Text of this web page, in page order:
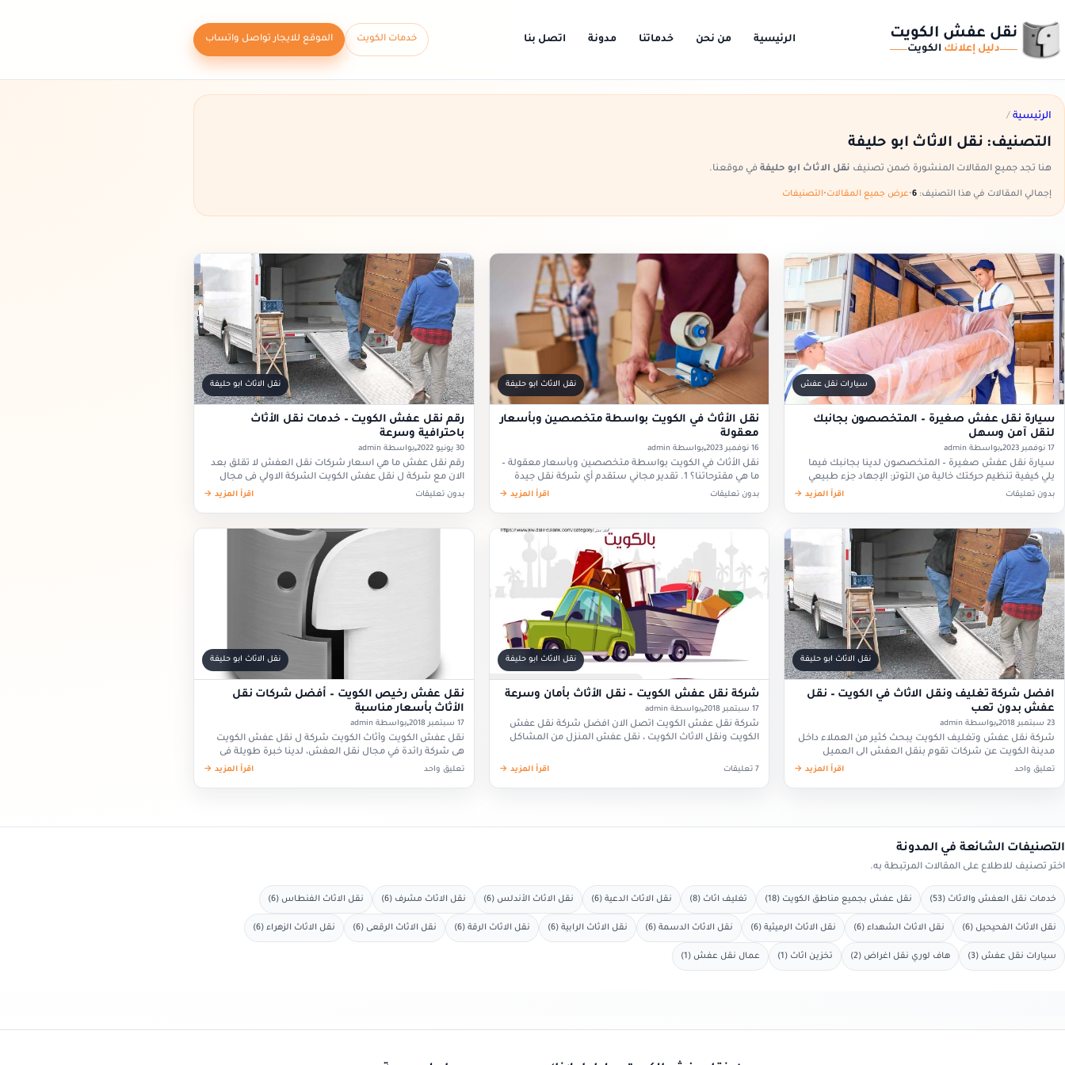
نقل عفش الكويت
دليل إعلانك الكويت
الرئيسية من نحن خدماتنا مدونة اتصل بنا خدمات الكويت الموقع للايجار تواصل واتساب
الرئيسية /
التصنيف: نقل الاثاث ابو حليفة
هنا تجد جميع المقالات المنشورة ضمن تصنيف نقل الاثاث ابو حليفة في موقعنا.
إجمالي المقالات في هذا التصنيف: •عرض جميع المقالات•التصنيفات
سيارات نقل عفش
سيارة نقل عفش صغيرة – المتخصصون بجانبك
لنقل آمن وسهل
17 نوفمبر 2023 بواسطة admin
سيارة نقل عفش صغيرة – المتخصصون لدينا بجانبك فيما
يلي كيفية تنظيم حركتك خالية من التوتر: الإجهاد جزء طبيعي
من الحركة ويجب عليك قبوله. امنح نفسك…
بدون تعليقات اقرأ المزيد →
نقل الاثاث ابو حليفة
نقل الأثاث في الكويت بواسطة متخصصين وبأسعار
معقولة
16 نوفمبر 2023 بواسطة admin
نقل الأثاث في الكويت بواسطة متخصصين وبأسعار معقولة –
ما هي مقترحاتنا؟ 1. تقدير مجاني ستقدم أي شركة نقل جيدة
مثل نقل عفش الكويت تقديرًا مجانيًا…
بدون تعليقات اقرأ المزيد →
نقل الاثاث ابو حليفة
رقم نقل عفش الكويت – خدمات نقل الأثاث
باحترافية وسرعة
30 يونيو 2022 بواسطة admin
رقم نقل عفش ما هي اسعار شركات نقل العفش لا تقلق بعد
الان مع شركة ل نقل عفش الكويت الشركة الاولي فى مجال
النقليات الكويت والتي…
بدون تعليقات اقرأ المزيد →
نقل الاثاث ابو حليفة
افضل شركة تغليف ونقل الاثاث في الكويت – نقل
عفش بدون تعب
23 سبتمبر 2018 بواسطة admin
شركة نقل عفش وتغليف الكويت يبحث كثير من العملاء داخل
مدينة الكويت عن شركات تقوم بنقل العفش الى العميل
،شركة نقل عفش وتغليف الكويت ويعتبر هذا…
تعليق واحد اقرأ المزيد →
نقل الاثاث ابو حليفة
شركة نقل عفش الكويت – نقل الأثاث بأمان وسرعة
17 سبتمبر 2018 بواسطة admin
شركة نقل عفش الكويت اتصل الان افضل شركة نقل عفش
الكويت ونقل الاثاث الكويت ، نقل عفش المنزل من المشاكل
7 تعليقات اقرأ المزيد →
نقل الاثاث ابو حليفة
نقل عفش رخيص الكويت – أفضل شركات نقل
الأثاث بأسعار مناسبة
17 سبتمبر 2018 بواسطة admin
نقل عفش الكويت وأثاث الكويت شركة ل نقل عفش الكويت
هى شركة رائدة في مجال نقل العفش، لدينا خبرة طويلة فى
فك وتركيب وتغليف ونقل العفش،…
تعليق واحد اقرأ المزيد →
التصنيفات الشائعة في المدونة
اختر تصنيف للاطلاع على المقالات المرتبطة به.
خدمات نقل العفش والاثاث (53) نقل عفش بجميع مناطق الكويت (18) تغليف اثاث (8) نقل الاثاث الدعية (6) نقل الاثاث الأندلس (6) نقل الاثاث مشرف (6) نقل الاثاث الفنطاس (6)
نقل الاثاث الفحيحيل (6) نقل الاثاث الشهداء (6) نقل الاثاث الرميثية (6) نقل الاثاث الدسمة (6) نقل الاثاث الرابية (6) نقل الاثاث الرقة (6) نقل الاثاث الرقعى (6) نقل الاثاث الزهراء (6)
سيارات نقل عفش (3) هاف لوري نقل اغراض (2) تخزين اثاث (1) عمال نقل عفش (1)